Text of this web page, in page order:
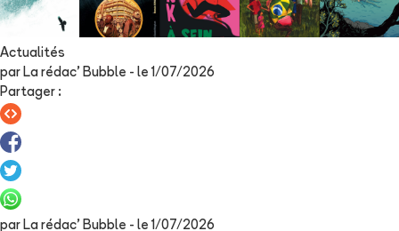
Actualités
par La rédac' Bubble - le 1/07/2026
Partager :
par La rédac' Bubble - le 1/07/2026